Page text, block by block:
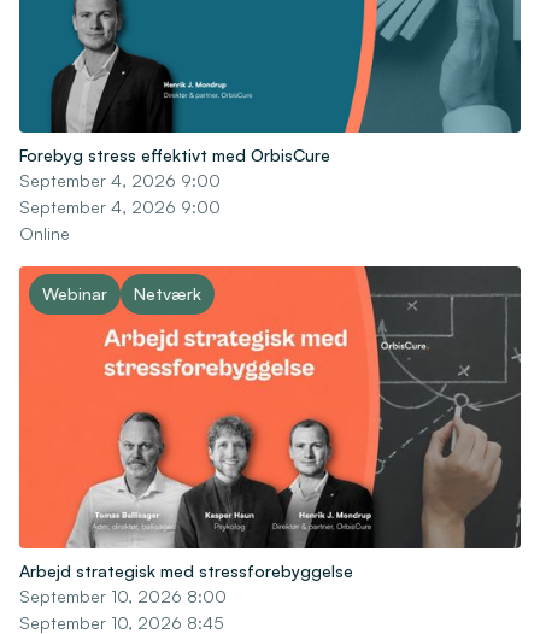
Forebyg stress effektivt med OrbisCure
September 4, 2026 9:00
September 4, 2026 9:00
Online
Webinar Netværk
Arbejd strategisk med stressforebyggelse
September 10, 2026 8:00
September 10, 2026 8:45